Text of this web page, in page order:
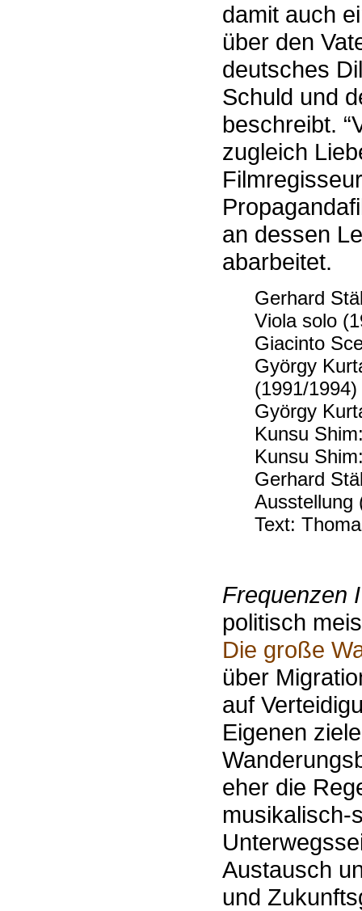
damit auch
über den
deutsches
Schuld und
beschreibt.
zugleich
an dessen
abarbeitet.
Gerhard
Viola solo
Giacinto
György
(1991/1994)
György
Kunsu
Kunsu
Gerhard
Ausstellung
Text:
Frequenzen
politisch
Die große
über
auf
Eigenen
eher die
musikalisch-
Austausch
und